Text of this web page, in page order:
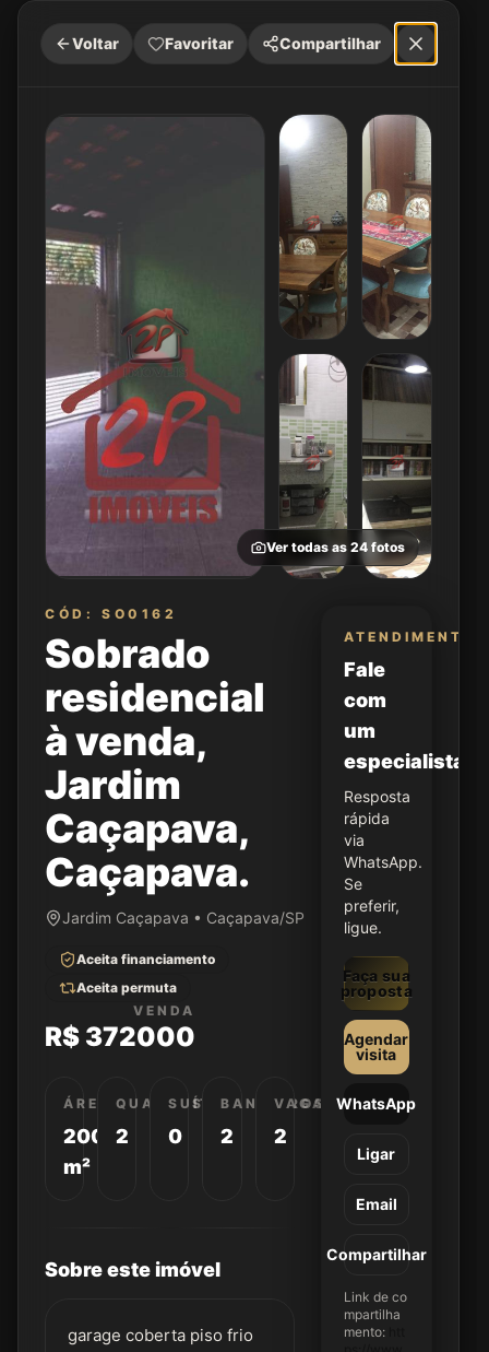
Voltar Favoritar Compartilhar
Ver todas as 24 fotos
CÓD: SO0162
Sobrado
residencial
à venda,
Jardim
Caçapava,
Caçapava.
Jardim Caçapava • Caçapava/SP
Aceita financiamento
Aceita permuta
VENDA
R$ 372000
ÁREA
200
m²
QUARTOS
2
SUÍTES
0
BANHEIROS
2
VAGAS
2
Sobre este imóvel
garage coberta piso frio
ATENDIMENTO
Fale
com
um
especialista
Resposta
rápida
via
WhatsApp.
Se
preferir,
ligue.
Faça sua
proposta
Agendar
visita
WhatsApp
Ligar
Email
Compartilhar
Link de co
mpartilha
mento: